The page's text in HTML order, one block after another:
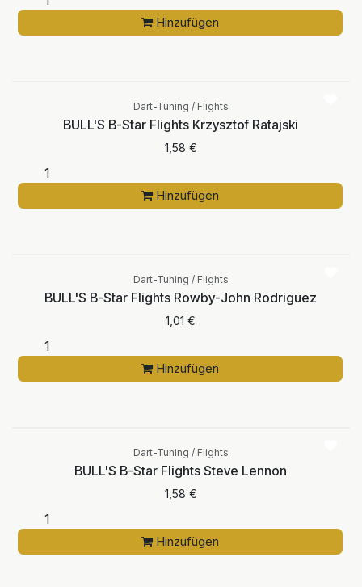
Hinzufügen
Dart-Tuning / Flights
BULL'S B-Star Flights Krzysztof Ratajski
1,58 €
Hinzufügen
Dart-Tuning / Flights
BULL'S B-Star Flights Rowby-John Rodriguez
1,01 €
Hinzufügen
Dart-Tuning / Flights
BULL'S B-Star Flights Steve Lennon
1,58 €
Hinzufügen